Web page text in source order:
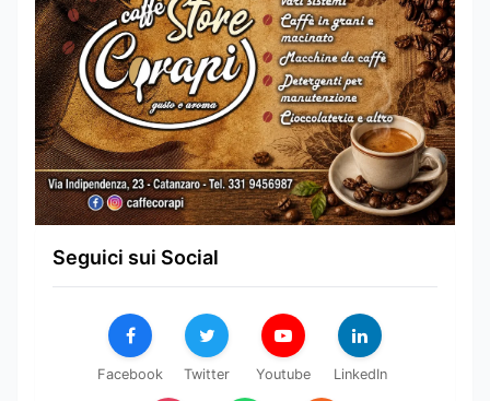
Seguici sui Social
Facebook Twitter Youtube LinkedIn